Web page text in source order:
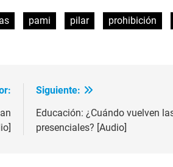
pami pilar prohibición
Siguiente:
Educación: ¿Cuándo vuelven
presenciales? [Audio]